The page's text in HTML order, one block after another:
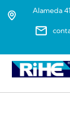
Alameda